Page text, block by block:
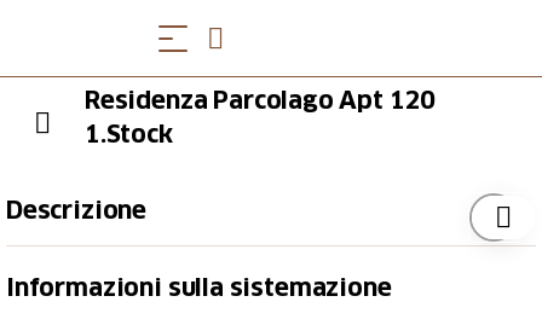
Residenza Parcolago Apt 120
1.Stock
Descrizione
(Utoring)", circondata da alberi. Nella località, a 1 km
Informazioni sulla sistemazione